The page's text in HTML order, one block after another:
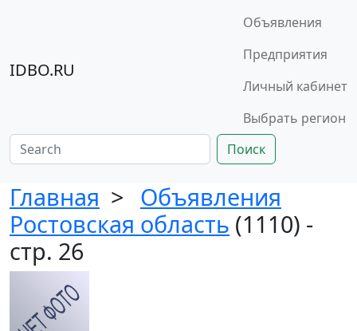
IDBO.RU
Объявления
Предприятия
Личный кабинет
Выбрать регион
Поиск
Главная > Объявления
Ростовская область (1110) -
стр. 26